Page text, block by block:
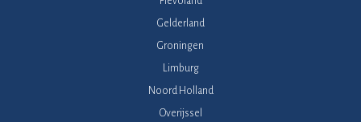
Gelderland
Groningen
Limburg
Noord Holland
Overijssel